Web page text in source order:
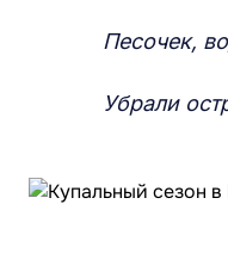
Песочек,
Убрали